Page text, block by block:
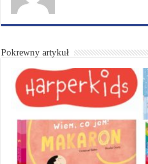
Pokrewny artykuł